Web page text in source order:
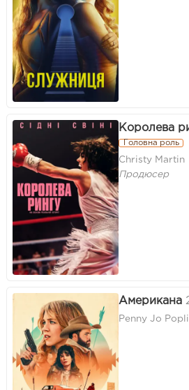
Королева
Головна роль
Christy Martin
Продюсер
Американа
Penny Jo